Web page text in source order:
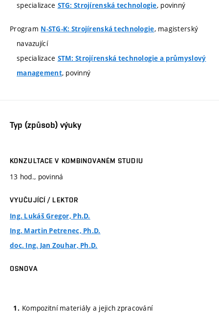
specializace STG: Strojírenská technologie, povinný
Program N-STG-K: Strojírenská technologie, magisterský
navazující
specializace STM: Strojírenská technologie a průmyslový
management, povinný
Typ (způsob) výuky
KONZULTACE V KOMBINOVANÉM STUDIU
13 hod., povinná
VYUČUJÍCÍ / LEKTOR
Ing. Lukáš Gregor, Ph.D.
Ing. Martin Petrenec, Ph.D.
doc. Ing. Jan Zouhar, Ph.D.
OSNOVA
Kompozitní materiály a jejich zpracování